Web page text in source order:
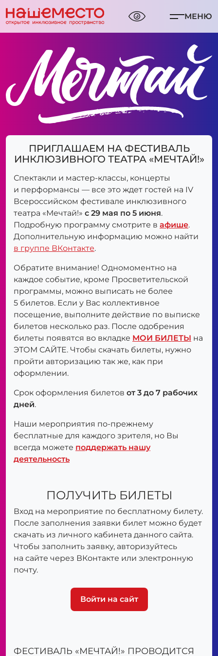
МЕНЮ
ПРИГЛАШАЕМ НА ФЕСТИВАЛЬ
ИНКЛЮЗИВНОГО ТЕАТРА «МЕЧТАЙ!»
Спектакли и мастер-классы, концерты
и перформансы — все это ждет гостей на IV
Всероссийском фестивале инклюзивного
театра «Мечтай!» с 29 мая по 5 июня.
Подробную программу смотрите в афише.
Дополнительную информацию можно найти
в группе ВКонтакте.
Обратите внимание! Одномоментно на
каждое событие, кроме Просветительской
программы, можно выписать не более
5 билетов. Если у Вас коллективное
посещение, выполните действие по выписке
билетов несколько раз. После одобрения
билеты появятся во вкладке МОИ БИЛЕТЫ на
ЭТОМ САЙТЕ. Чтобы скачать билеты, нужно
пройти авторизацию так же, как при
оформлении.
Срок оформления билетов от 3 до 7 рабочих
дней.
Наши мероприятия по-прежнему
бесплатные для каждого зрителя, но Вы
всегда можете поддержать нашу
деятельность
ПОЛУЧИТЬ БИЛЕТЫ
Вход на мероприятие по бесплатному билету.
После заполнения заявки билет можно будет
скачать из личного кабинета данного сайта.
Чтобы заполнить заявку, авторизуйтесь
на сайте через ВКонтакте или электронную
почту.
Войти на сайт
ФЕСТИВАЛЬ «МЕЧТАЙ!» ПРОВОДИТСЯ